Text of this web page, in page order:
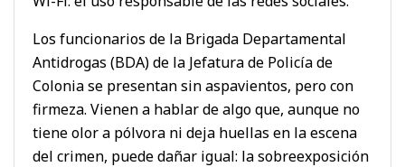
Los funcionarios de la Brigada Departamental
Antidrogas (BDA) de la Jefatura de Policía de
Colonia se presentan sin aspavientos, pero con
firmeza. Vienen a hablar de algo que, aunque no
tiene olor a pólvora ni deja huellas en la escena
del crimen, puede dañar igual: la sobreexposición